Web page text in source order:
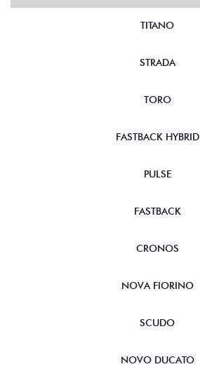
TITANO
STRADA
TORO
FASTBACK HYBRID
PULSE
FASTBACK
CRONOS
NOVA FIORINO
SCUDO
NOVO DUCATO